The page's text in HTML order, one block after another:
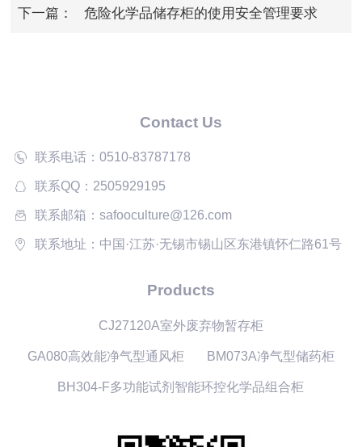
下一篇： 危险化学品储存柜的使用安全管理要求
Contact Us
联系电话：0510-83787178
联系QQ：2505929195
联系邮箱：safooculture@126.com
联系地址：中国·江苏·无锡市锡山区东港镇怀仁路61号
Products
CJ27120A室外废弃物暂存柜
GA080高效能净气型通风柜 BM073A净气型储药柜
BH304-F多功能试剂智能环控化学品组合柜